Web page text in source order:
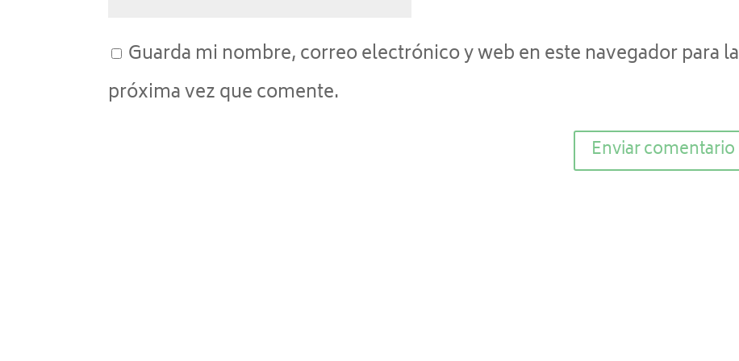
Guarda mi nombre, correo electrónico y web en este navegador para la
próxima vez que comente.